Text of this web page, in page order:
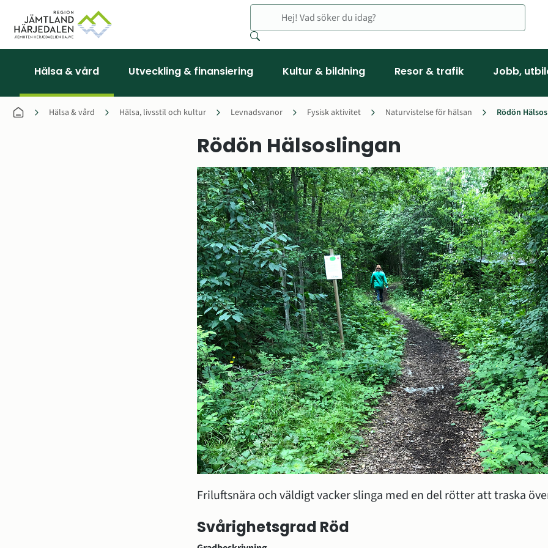
Hälsa & vård Utveckling & finansiering Kultur & bildning Resor & trafik Jobb,
Hälsa & vård Hälsa, livsstil och kultur Levnadsvanor Fysisk aktivitet Naturvistelse för hälsan Rödön
Rödön Hälsoslingan
Friluftsnära och väldigt vacker slinga med en del rötter att traska
Svårighetsgrad Röd